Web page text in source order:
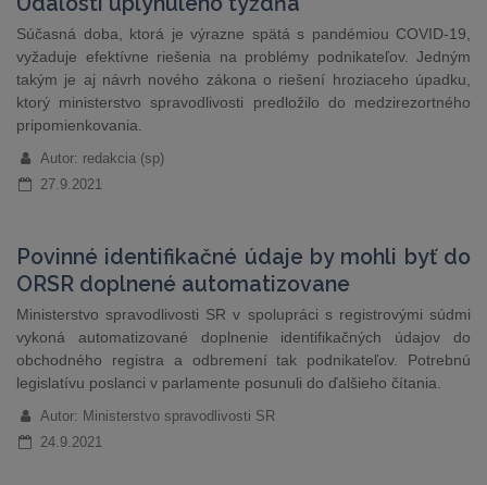
Súčasná doba, ktorá je výrazne spätá s pandémiou COVID-19,
vyžaduje efektívne riešenia na problémy podnikateľov. Jedným
takým je aj návrh nového zákona o riešení hroziaceho úpadku,
ktorý ministerstvo spravodlivosti predložilo do medzirezortného
pripomienkovania.
Autor: redakcia (sp)
27.9.2021
Povinné identifikačné údaje by mohli byť do
ORSR doplnené automatizovane
Ministerstvo spravodlivosti SR v spolupráci s registrovými súdmi
vykoná automatizované doplnenie identifikačných údajov do
obchodného registra a odbremení tak podnikateľov. Potrebnú
legislatívu poslanci v parlamente posunuli do ďalšieho čítania.
Autor: Ministerstvo spravodlivosti SR
24.9.2021